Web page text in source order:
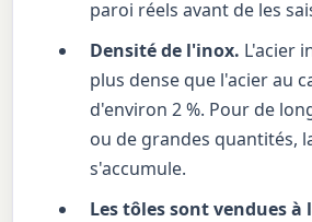
paroi réels avant de les
Densité de l'inox. L'acier
plus dense que l'acier au
d'environ 2 %. Pour de
ou de grandes quantités,
s'accumule.
Les tôles sont vendues à